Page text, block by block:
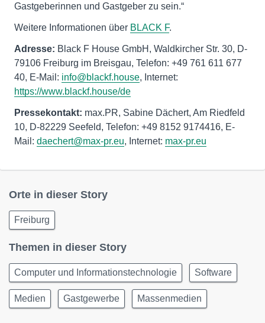
Gastgeberinnen und Gastgeber zu sein.“
Weitere Informationen über BLACK F.
Adresse: Black F House GmbH, Waldkircher Str. 30, D-
79106 Freiburg im Breisgau, Telefon: +49 761 611 677
40, E-Mail: info@blackf.house, Internet:
https://www.blackf.house/de
Pressekontakt: max.PR, Sabine Dächert, Am Riedfeld
10, D-82229 Seefeld, Telefon: +49 8152 9174416, E-
Mail: daechert@max-pr.eu, Internet: max-pr.eu
Orte in dieser Story
Freiburg
Themen in dieser Story
Computer und Informationstechnologie Software
Medien Gastgewerbe Massenmedien